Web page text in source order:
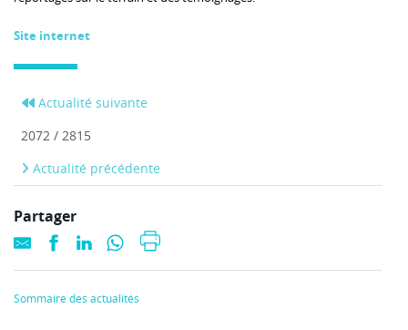
Site internet
Actualité suivante
2072 / 2815
Actualité précédente
Partager
Sommaire des actualités